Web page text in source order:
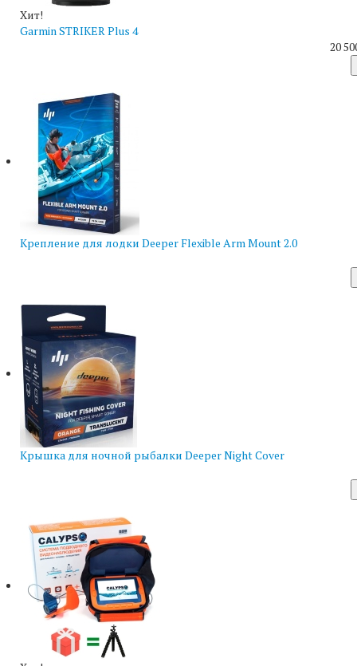
Хит!
Garmin STRIKER Plus 4
20
Крепление для лодки Deeper Flexible Arm Mount 2.0
Крышка для ночной рыбалки Deeper Night Cover